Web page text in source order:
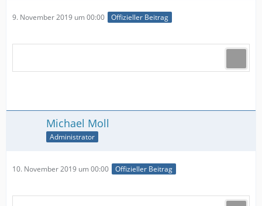
9. November 2019 um 00:00 Offizieller Beitrag
Michael Moll
Administrator
10. November 2019 um 00:00 Offizieller Beitrag